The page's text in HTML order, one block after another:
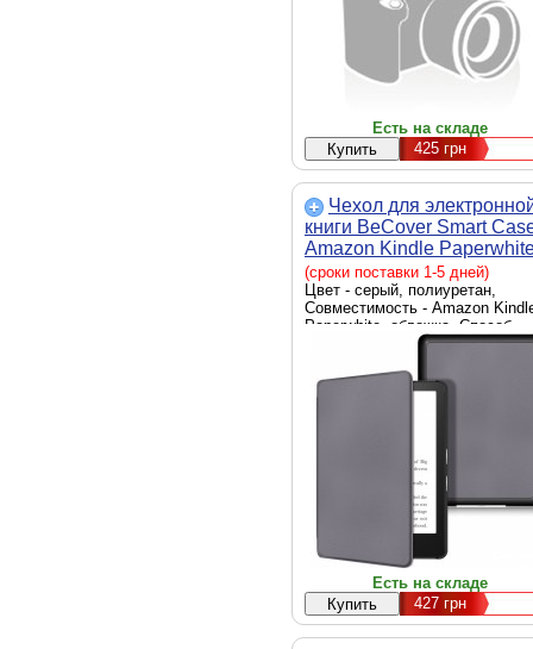
Есть на складе
425грн
Чехол для
книги BeCover Smart
Amazon Kindle
11th Gen. 2021 Gray
(707205)
(сроки поставки 1-5 дней)
Цвет - серый, полиуретан,
Совместимость - Amazon
Paperwhite, обложка, Способ
крепления - обложка
Есть на складе
427грн